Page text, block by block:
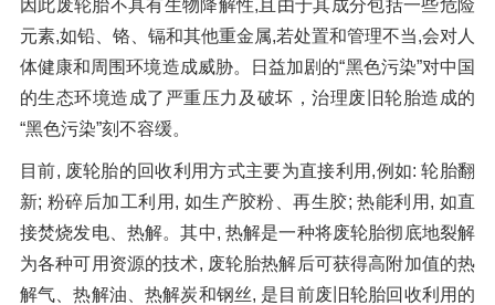
重型锤式破碎机 移动式破碎站
液压打包机
封闭式破碎系统 废轮胎热解系统
橡胶破胶机组
分选分离设备
风选机 滚筒筛
脉冲除尘器 轮胎抽丝机
因此废轮胎不具有生物降解性,且由于其成分包括一些危险
元素,如铅、铬、镉和其他重金属,若处置和管理不当,会对人
体健康和周围环境造成威胁。日益加剧的“黑色污染”对中国
的生态环境造成了严重压力及破坏，治理废旧轮胎造成的
“黑色污染”刻不容缓。
目前, 废轮胎的回收利用方式主要为直接利用,例如: 轮胎翻
新; 粉碎后加工利用, 如生产胶粉、再生胶; 热能利用, 如直
接焚烧发电、热解。其中, 热解是一种将废轮胎彻底地裂解
为各种可用资源的技术, 废轮胎热解后可获得高附加值的热
解气、热解油、热解炭和钢丝, 是目前废旧轮胎回收利用的